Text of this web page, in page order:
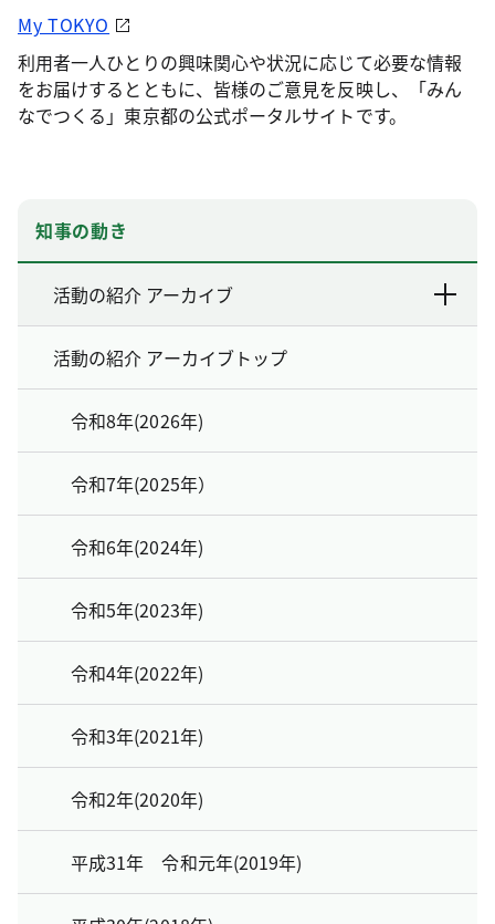
My TOKYO
利用者一人ひとりの興味関心や状況に応じて必要な情報
をお届けするとともに、皆様のご意見を反映し、「みん
なでつくる」東京都の公式ポータルサイトです。
知事の動き
活動の紹介 アーカイブ
活動の紹介 アーカイブトップ
令和8年(2026年)
令和7年(2025年）
令和6年(2024年)
令和5年(2023年)
令和4年(2022年)
令和3年(2021年)
令和2年(2020年)
平成31年 令和元年(2019年)